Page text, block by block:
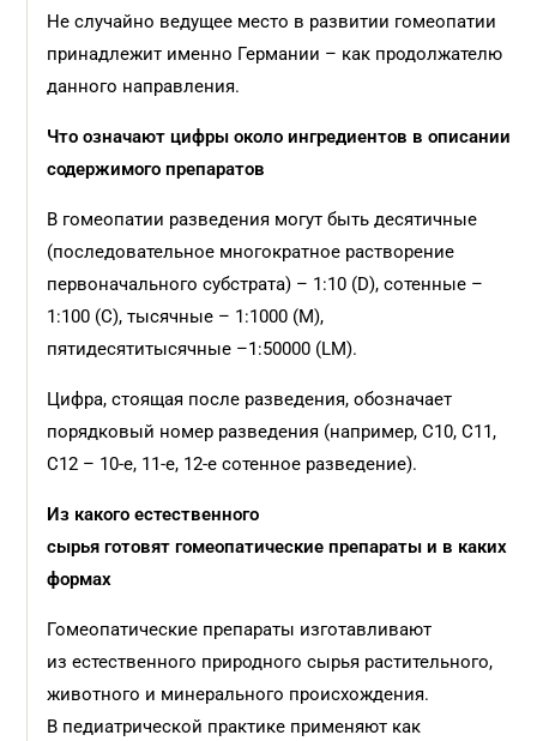
Не случайно ведущее место в развитии гомеопатии
принадлежит именно Германии – как продолжателю
данного направления.
Что означают цифры около ингредиентов в описании
содержимого препаратов
В гомеопатии разведения могут быть десятичные
(последовательное многократное растворение
первоначального субстрата) – 1:10 (D), сотенные –
1:100 (С), тысячные – 1:1000 (М),
пятидесятитысячные –1:50000 (LM).
Цифра, стоящая после разведения, обозначает
порядковый номер разведения (например, С10, С11,
С12 – 10-е, 11-е, 12-е сотенное разведение).
Из какого естественного
сырья готовят гомеопатические препараты и в каких
формах
Гомеопатические препараты изготавливают
из естественного природного сырья растительного,
животного и минерального происхождения.
В педиатрической практике применяют как